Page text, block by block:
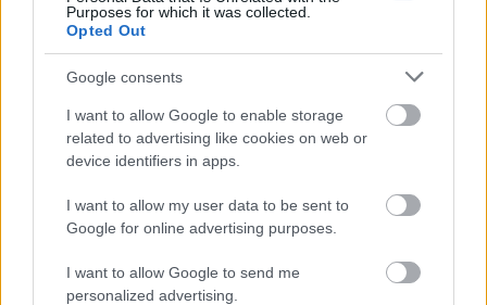
Purposes for which it was collected.
Opted Out
Google consents
I want to allow Google to enable storage
related to advertising like cookies on web or
device identifiers in apps.
I want to allow my user data to be sent to
Google for online advertising purposes.
I want to allow Google to send me
personalized advertising.
Már látható jelei vannak az autópálya
bővítésének (GALÉRIA)